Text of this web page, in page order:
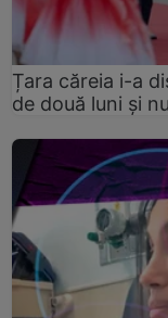
Țara căreia i-a
de două luni și